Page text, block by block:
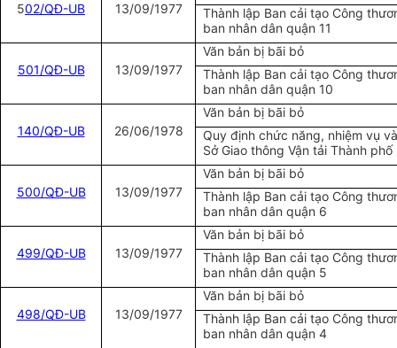
502/QĐ-UB 13/09/1977
Thành lập Ban cải tạo Công
ban nhân dân quận 11
501/QĐ-UB 13/09/1977
Văn bản bị bãi bỏ
Thành lập Ban cải tạo Công
ban nhân dân quận 10
140/QĐ-UB 26/06/1978
Văn bản bị bãi bỏ
Quy định chức năng, nhiệm vụ
Sở Giao thông Vận tải Thành phố
500/QĐ-UB 13/09/1977
Văn bản bị bãi bỏ
Thành lập Ban cải tạo Công
ban nhân dân quận 6
499/QĐ-UB 13/09/1977
Văn bản bị bãi bỏ
Thành lập Ban cải tạo Công
ban nhân dân quận 5
498/QĐ-UB 13/09/1977
Văn bản bị bãi bỏ
Thành lập Ban cải tạo Công
ban nhân dân quận 4